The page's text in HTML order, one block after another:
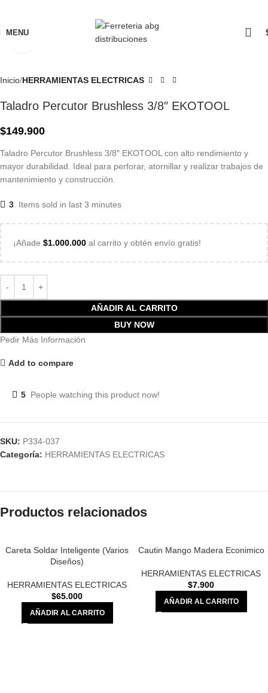
MENU
Inicio HERRAMIENTAS ELECTRICAS
Taladro Percutor Brushless 3/8″ EKOTOOL
$149.900
Taladro Percutor Brushless 3/8″ EKOTOOL con alto rendimiento y
mayor durabilidad. Ideal para perforar, atornillar y realizar trabajos de
mantenimiento y construcción.
3 Items sold in last 3 minutes
¡Añade $1.000.000 al carrito y obtén envío gratis!
AÑADIR AL CARRITO
BUY NOW
Pedir Más Información
Add to compare
5 People watching this product now!
SKU: P334-037
Categoría: HERRAMIENTAS ELECTRICAS
Productos relacionados
Careta Soldar Inteligente (Varios
Diseños)
HERRAMIENTAS ELECTRICAS
$65.000
AÑADIR AL CARRITO
Cautin Mango Madera Econimico
HERRAMIENTAS ELECTRICAS
$7.900
AÑADIR AL CARRITO